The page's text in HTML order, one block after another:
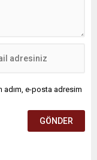
adım, e-posta adresim